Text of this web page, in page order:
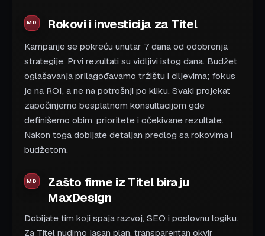
Rokovi i investicija za Titel
Kampanje se pokreću unutar 7 dana od odobrenja
strategije. Prvi rezultati su vidljivi istog dana. Budžet
oglašavanja prilagođavamo tržištu i ciljevima; fokus
je na ROI, a ne na potrošnji po kliku. Svaki projekat
započinjemo besplatnom konsultacijom gde
definišemo obim, prioritete i očekivane rezultate.
Nakon toga dobijate detaljan predlog sa rokovima i
budžetom.
Zašto firme iz Titel biraju
MaxDesign
Dobijate tim koji spaja razvoj, SEO i poslovnu logiku.
Za Titel nudimo jasan plan, transparentan okvir